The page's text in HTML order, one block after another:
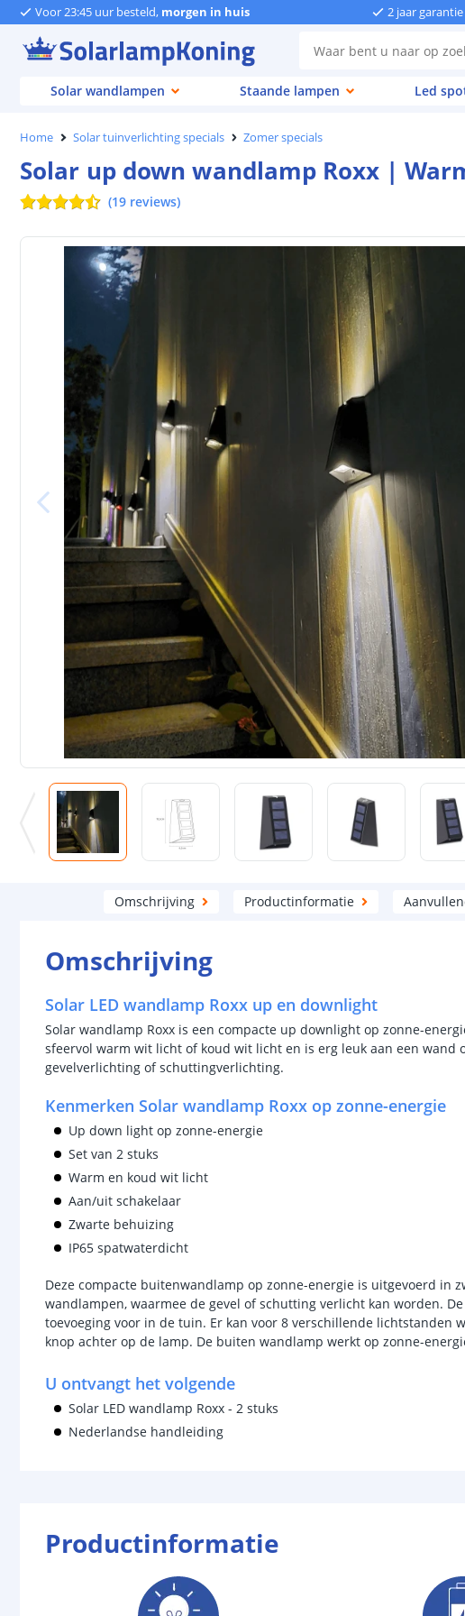
Voor 23:45 uur besteld, morgen in huis 2 jaar garantie
Solar wandlampen Staande lampen Led
Home Solar tuinverlichting specials Zomer specials
Solar up down wandlamp Roxx |
(19 reviews)
Omschrijving Productinformatie
Omschrijving
Solar LED wandlamp Roxx up en downlight
Solar wandlamp Roxx is een compacte up downlight op zonne-
sfeervol warm wit licht of koud wit licht en is erg leuk aan een wand
gevelverlichting of schuttingverlichting.
Kenmerken Solar wandlamp Roxx op zonne-energie
Up down light op zonne-energie
Set van 2 stuks
Warm en koud wit licht
Aan/uit schakelaar
Zwarte behuizing
IP65 spatwaterdicht
Deze compacte buitenwandlamp op zonne-energie is uitgevoerd in
wandlampen, waarmee de gevel of schutting verlicht kan worden.
toevoeging voor in de tuin. Er kan voor 8 verschillende lichtstanden
knop achter op de lamp. De buiten wandlamp werkt op zonne-
U ontvangt het volgende
Solar LED wandlamp Roxx - 2 stuks
Nederlandse handleiding
Productinformatie